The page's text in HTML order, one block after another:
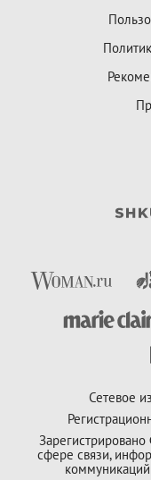
Сетевое
сфере связи,